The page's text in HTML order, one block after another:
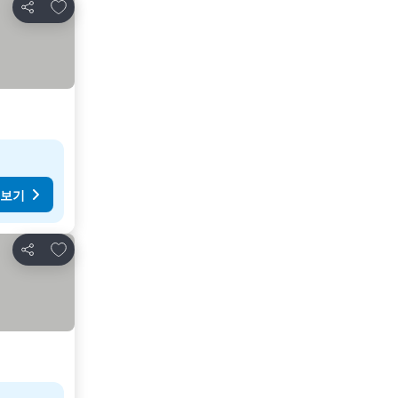
공유
즐겨찾기에 추가
기
공유
즐겨찾기에 추가